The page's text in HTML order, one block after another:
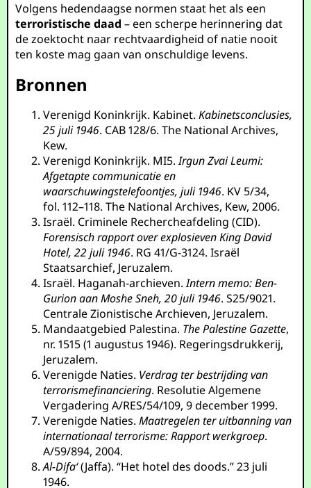
Volgens hedendaagse normen staat het als een
terroristische daad – een scherpe herinnering dat
de zoektocht naar rechtvaardigheid of natie nooit
ten koste mag gaan van onschuldige levens.
Bronnen
Verenigd Koninkrijk. Kabinet.Kabinetsconclusies,
25 juli 1946. CAB 128/6. The National Archives,
Kew.
Verenigd Koninkrijk. MI5.Irgun Zvai Leumi:
Afgetapte communicatie en
waarschuwingstelefoontjes, juli 1946. KV 5/34,
fol. 112–118. The National Archives, Kew, 2006.
Israël. Criminele Rechercheafdeling (CID).
Forensisch rapport over explosieven King David
Hotel, 22 juli 1946. RG 41/G-3124. Israël
Staatsarchief, Jeruzalem.
Israël. Haganah-archieven.Intern memo: Ben-
Gurion aan Moshe Sneh, 20 juli 1946. S25/9021.
Centrale Zionistische Archieven, Jeruzalem.
Mandaatgebied Palestina. The Palestine Gazette,
nr. 1515 (1 augustus 1946). Regeringsdrukkerij,
Jeruzalem.
Verenigde Naties. Verdrag ter bestrijding van
terrorismefinanciering. Resolutie Algemene
Vergadering A/RES/54/109, 9 december 1999.
Verenigde Naties.Maatregelen ter uitbanning van
internationaal terrorisme: Rapport werkgroep.
A/59/894, 2004.
Al-Difa‘(Jaffa). “Het hotel des doods.” 23 juli
1946.